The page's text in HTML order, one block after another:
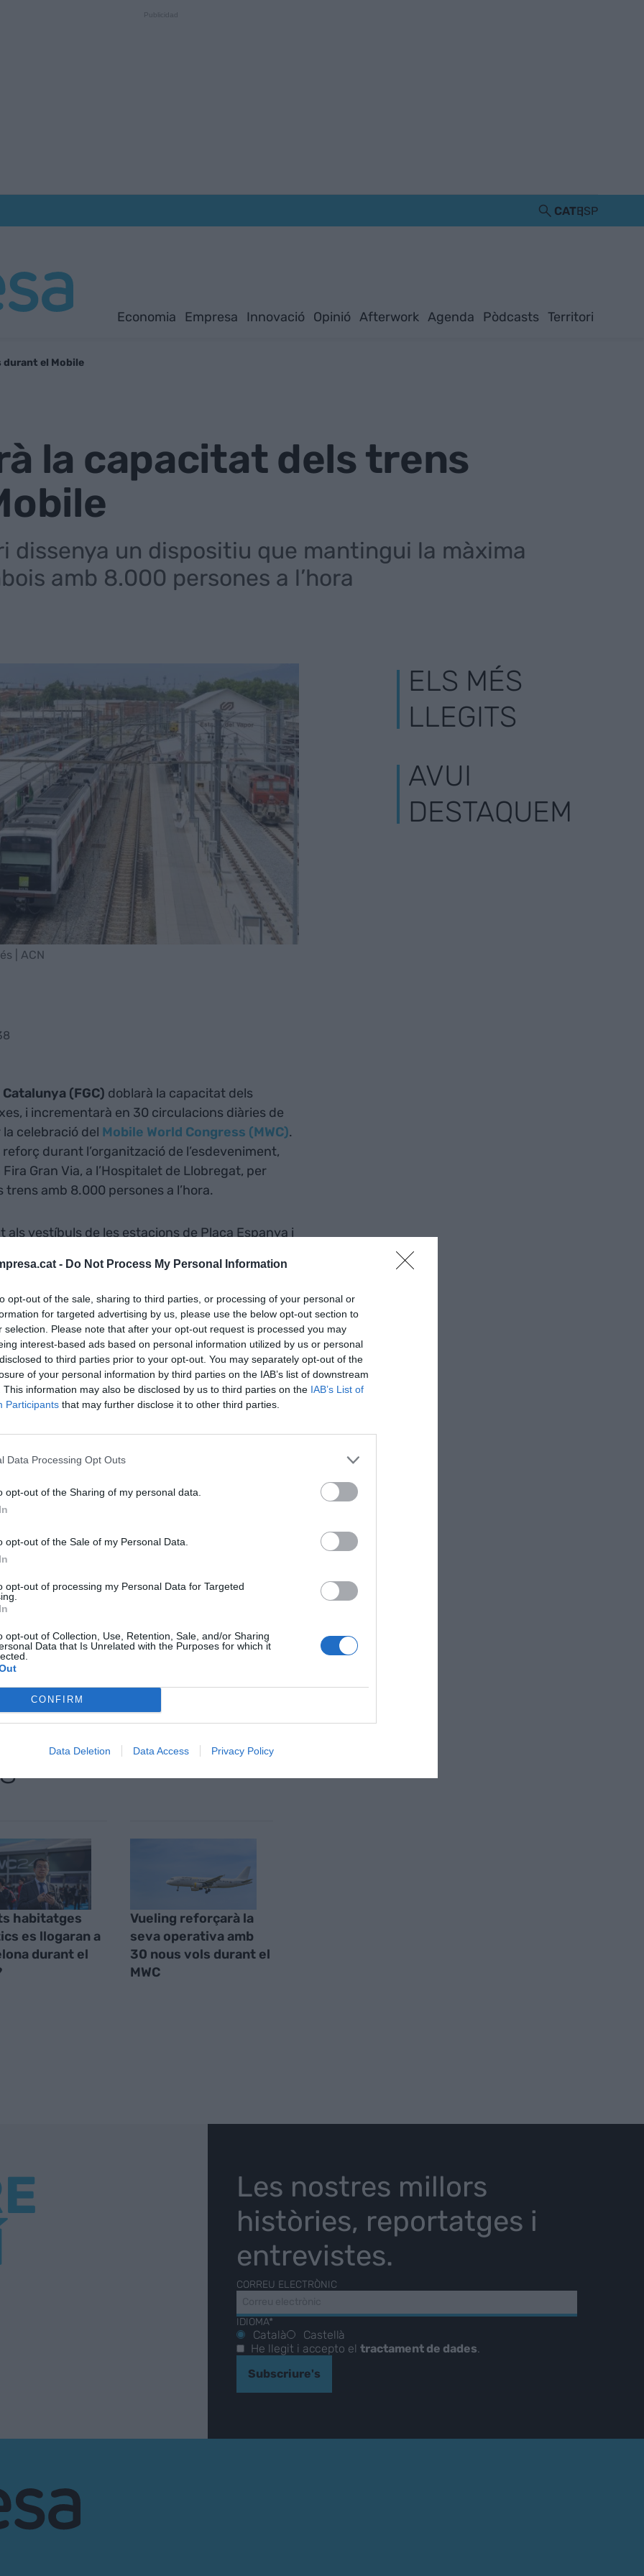
- Do Not Process My Personal Information
opt-out of the sale, sharing to third parties, or processing of your personal or
for targeted advertising by us, please use the below opt-out section to
selection. Please note that after your opt-out request is processed you may
interest-based ads based on personal information utilized by us or personal
to third parties prior to your opt-out. You may separately opt-out of the
of your personal information by third parties on the IAB’s list of downstream
This information may also be disclosed by us to third parties on the IAB’s List of
Participants that may further disclose it to other third parties.
Data Processing Opt Outs
opt-out of the Sharing of my personal data.
opt-out of the Sale of my Personal Data.
opt-out of processing my Personal Data for Targeted
opt-out of Collection, Use, Retention, Sale, and/or Sharing
Data that Is Unrelated with the Purposes for which it
CONFIRM
Data Deletion Data Access Privacy Policy
CATESP
Economia Empresa Innovació Opinió Afterwork Agenda Pòdcasts Territori
durant el Mobile
la capacitat dels trens
dissenya un dispositiu que mantingui la màxima
amb 8.000 persones a l’hora
| ACN
(FGC) doblarà la capacitat dels
i incrementarà en 30 circulacions diàries de
celebració del Mobile World Congress (MWC).
durant l’organització de l’esdeveniment,
Gran Via, a l’Hospitalet de Llobregat, per
amb 8.000 persones a l’hora.
vestíbuls de les estacions de Plaça Espanya i
és “absorbir l’augment de la demanda”
que preveu facilitar l'accés a molts dels
espera reunir en aquesta nova edició, que
Arena al recinte firal de Montjuïc.
del Mobile World Congress 2025?
des del 2006, on s'ha realitzat cada any -a
i, per tant, celebra la 19a edició. Després
majoria d’edat del congrés i de la primera
se, i que ho continuï fent a Barcelona,
preferida de Google de forma
d'actualitat
habitatges
es llogaran a
durant el
Vueling reforçarà la
seva operativa amb
30 nous vols durant el
MWC
ELS MÉS
LLEGITS
AVUI
DESTAQUEM
Les nostres millors
històries, reportatges i
entrevistes.
CORREU ELECTRÒNIC
IDIOMA*
Català
Castellà
He llegit i accepto el tractament de dades.
Subscriure's